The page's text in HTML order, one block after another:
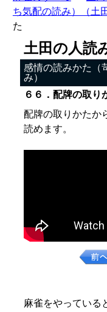
ち気配の読み）（土
た
土田の人読
感情の読みかた（
み）
６６．配牌の取り
配牌の取りかたか
読めます。
麻雀をやっている